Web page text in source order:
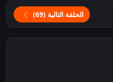
الحلقة التالية (69)